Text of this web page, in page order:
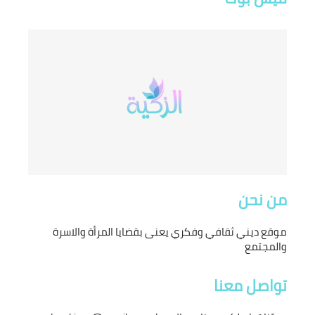
من نحن
موقع ديني ثقافي وفكري يعنى بقضايا المرأة والاسرة
والمجتمع
تواصل معنا